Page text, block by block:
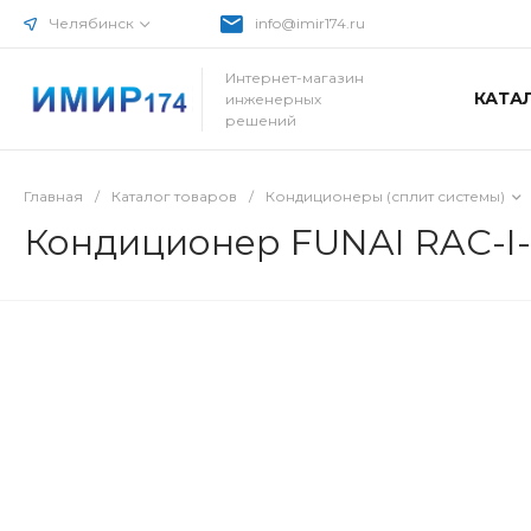
Челябинск info@imir174.ru
Интернет-магазин
инженерных
решений
Главная / Каталог товаров / Кондиционеры (сплит системы)
Кондиционер FUNAI RAC-